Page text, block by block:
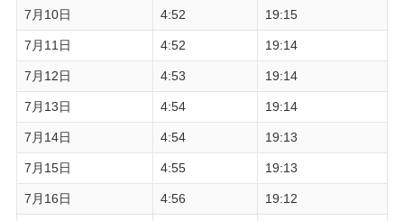
7月10日 4:52 19:15
7月11日 4:52 19:14
7月12日 4:53 19:14
7月13日 4:54 19:14
7月14日 4:54 19:13
7月15日 4:55 19:13
7月16日 4:56 19:12